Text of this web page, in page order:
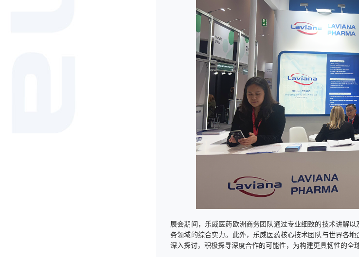
展会期间，乐威医药欧洲商务团队通过专业细致的技术讲解
务领域的综合实力。此外，乐威医药核心技术团队与世界各
深入探讨，积极探寻深度合作的可能性，为构建更具韧性的全